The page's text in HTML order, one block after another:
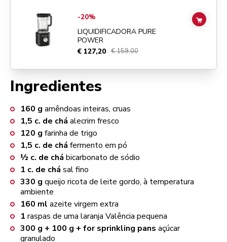
Ingredientes
160 g amêndoas inteiras, cruas
1,5 c. de chá alecrim fresco
120 g farinha de trigo
1,5 c. de chá fermento em pó
½ c. de chá bicarbonato de sódio
1 c. de chá sal fino
330 g queijo ricota de leite gordo, à temperatura
ambiente
160 ml azeite virgem extra
1 raspas de uma laranja Valência pequena
300 g + 100 g + for sprinkling pans açúcar
granulado
Go toLiquidificadora Pure Power
-20%
LIQUIDIFICADORA PURE
POWER
€ 127,20 € 159,00
ADD